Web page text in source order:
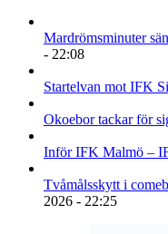
Mardrömsminuter
- 22:08
Startelvan mot IFK
Okoebor tackar för
Inför IFK Malmö –
Tvåmålsskytt i
2026 - 22:25